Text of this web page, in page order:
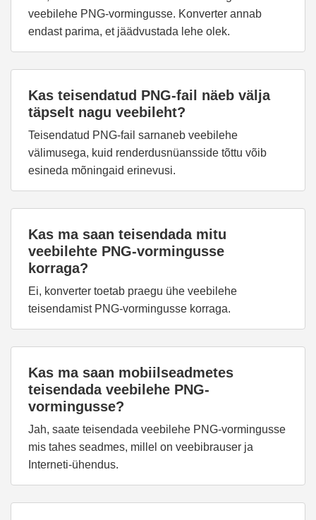
veebilehe PNG-vormingusse. Konverter annab
endast parima, et jäädvustada lehe olek.
Kas teisendatud PNG-fail näeb välja
täpselt nagu veebileht?
Teisendatud PNG-fail sarnaneb veebilehe
välimusega, kuid renderdusnüansside tõttu võib
esineda mõningaid erinevusi.
Kas ma saan teisendada mitu
veebilehte PNG-vormingusse
korraga?
Ei, konverter toetab praegu ühe veebilehe
teisendamist PNG-vormingusse korraga.
Kas ma saan mobiilseadmetes
teisendada veebilehe PNG-
vormingusse?
Jah, saate teisendada veebilehe PNG-vormingusse
mis tahes seadmes, millel on veebibrauser ja
Interneti-ühendus.